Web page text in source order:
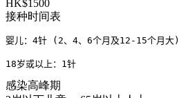
HK$1500
接种时间表
婴儿：4针 (2、4、6个月及12-15个月大)
18岁或以上：1针
感染高峰期